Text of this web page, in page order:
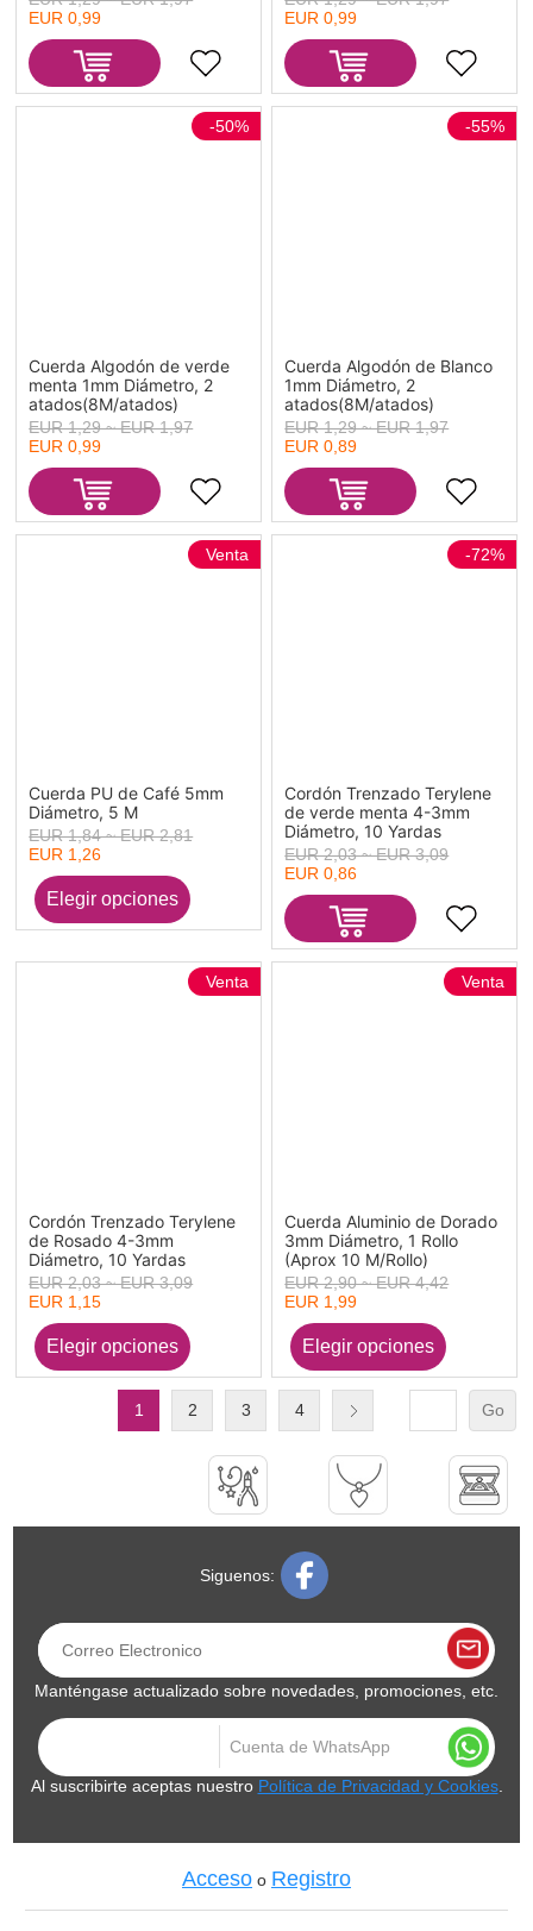
EUR 0,99
EUR 0,99
Cuerda Algodón de verde
menta 1mm Diámetro, 2
atados(8M/atados)
-50%
EUR 1,29 ~ EUR 1,97
EUR 0,99
Cuerda Algodón de Blanco
1mm Diámetro, 2
atados(8M/atados)
-55%
EUR 1,29 ~ EUR 1,97
EUR 0,89
Cuerda PU de Café 5mm
Diámetro, 5 M
Venta
EUR 1,84 ~ EUR 2,81
EUR 1,26
Cordón Trenzado Terylene
de verde menta 4-3mm
Diámetro, 10 Yardas
-72%
EUR 2,03 ~ EUR 3,09
EUR 0,86
Cordón Trenzado Terylene
de Rosado 4-3mm
Diámetro, 10 Yardas
Venta
EUR 2,03 ~ EUR 3,09
EUR 1,15
Cuerda Aluminio de Dorado
3mm Diámetro, 1 Rollo
(Aprox 10 M/Rollo)
Venta
EUR 2,90 ~ EUR 4,42
EUR 1,99
1 2 3 4 Go
Siguenos:
Manténgase actualizado sobre novedades, promociones, etc.
Al suscribirte aceptas nuestro Política de Privacidad y Cookies.
Acceso o Registro